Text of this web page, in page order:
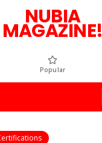
NUBIA
MAGAZINE!
Popular